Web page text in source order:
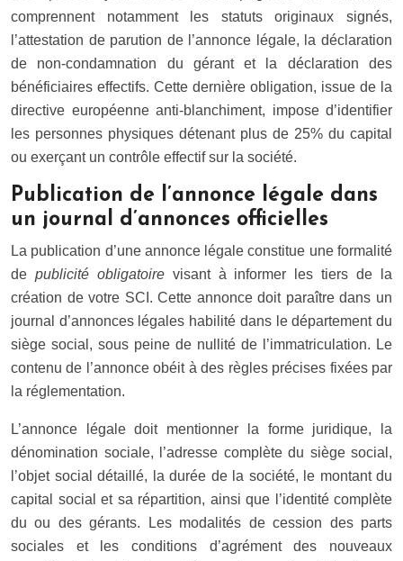
comprennent notamment les statuts originaux signés,
l’attestation de parution de l’annonce légale, la déclaration
de non-condamnation du gérant et la déclaration des
bénéficiaires effectifs. Cette dernière obligation, issue de la
directive européenne anti-blanchiment, impose d’identifier
les personnes physiques détenant plus de 25% du capital
ou exerçant un contrôle effectif sur la société.
Publication de l’annonce légale dans
un journal d’annonces officielles
La publication d’une annonce légale constitue une formalité
de publicité obligatoire visant à informer les tiers de la
création de votre SCI. Cette annonce doit paraître dans un
journal d’annonces légales habilité dans le département du
siège social, sous peine de nullité de l’immatriculation. Le
contenu de l’annonce obéit à des règles précises fixées par
la réglementation.
L’annonce légale doit mentionner la forme juridique, la
dénomination sociale, l’adresse complète du siège social,
l’objet social détaillé, la durée de la société, le montant du
capital social et sa répartition, ainsi que l’identité complète
du ou des gérants. Les modalités de cession des parts
sociales et les conditions d’agrément des nouveaux